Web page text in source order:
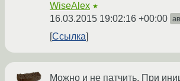
WiseAlex ★
16.03.2015 19:02:16 +00:00
Ссылка
Можно и не патчить. При